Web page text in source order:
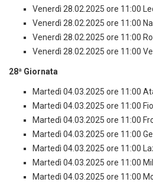
Venerdì 28.02.2025 ore 11:00
Venerdì 28.02.2025 ore 11:00
Venerdì 28.02.2025 ore 11:00
Venerdì 28.02.2025 ore 11:00
28ª Giornata
Martedì 04.03.2025 ore 11:00
Martedì 04.03.2025 ore 11:00
Martedì 04.03.2025 ore 11:00
Martedì 04.03.2025 ore 11:00
Martedì 04.03.2025 ore 11:00
Martedì 04.03.2025 ore 11:00
Martedì 04.03.2025 ore 11:00